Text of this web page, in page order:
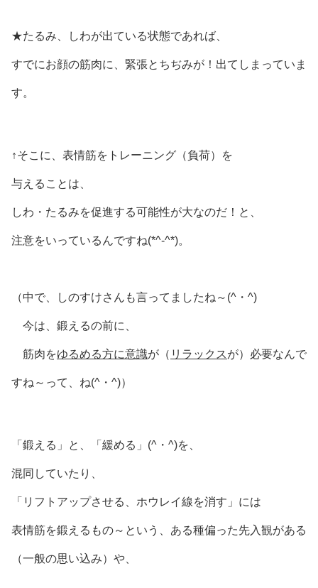
★たるみ、しわが出ている状態であれば、
すでにお顔の筋肉に、緊張とちぢみが！出てしまっていま
す。
↑そこに、表情筋をトレーニング（負荷）を
与えることは、
しわ・たるみを促進する可能性が大なのだ！と、
注意をいっているんですね(*^-^*)。
（中で、しのすけさんも言ってましたね～(^・^)
今は、鍛えるの前に、
筋肉をゆるめる方に意識が（ リラックスが）必要なんで
すね～って、ね(^・^)）
「鍛える」と、「緩める」(^・^)を、
混同していたり、
「リフトアップさせる、ホウレイ線を消す」には
表情筋を鍛えるもの～という、ある種偏った先入観がある
（一般の思い込み）や、